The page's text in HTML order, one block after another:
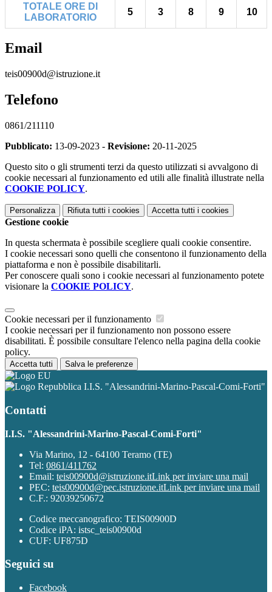
TOTALE ORE DI
LABORATORIO
5 3 8 9 10
Email
teis00900d@istruzione.it
Telefono
0861/211110
Pubblicato: 13-09-2023 - Revisione: 20-11-2025
Questo sito o gli strumenti terzi da questo utilizzati si avvalgono di
cookie necessari al funzionamento ed utili alle finalità illustrate nella
COOKIE POLICY.
Personalizza Rifiuta tutti i cookies Accetta tutti i cookies
Gestione cookie
In questa schermata è possibile scegliere quali cookie consentire.
I cookie necessari sono quelli che consentono il funzionamento della
piattaforma e non è possibile disabilitarli.
Per conoscere quali sono i cookie necessari al funzionamento potete
visionare la COOKIE POLICY.
Cookie necessari per il funzionamento
I cookie necessari per il funzionamento non possono essere
disabilitati. È possibile consultare l'elenco nella pagina della cookie
policy.
Accetta tutti Salva le preferenze
I.I.S. "Alessandrini-Marino-Pascal-Comi-Forti"
Contatti
I.I.S. "Alessandrini-Marino-Pascal-Comi-Forti"
Via Marino, 12 - 64100 Teramo (TE)
Tel: 0861/411762
Email: teis00900d@istruzione.itLink per inviare una mail
PEC: teis00900d@pec.istruzione.itLink per inviare una mail
C.F.: 92039250672
Codice meccanografico: TEIS00900D
Codice iPA: istsc_teis00900d
CUF: UF875D
Seguici su
Facebook